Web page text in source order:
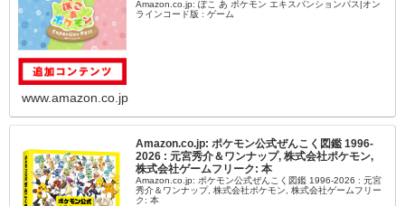
Amazon.co.jp: ぽこ あ ポケモン エキスパンションパス|オン
ラインコード版 : ゲーム
www.amazon.co.jp
Amazon.co.jp: ポケモン公式ぜんこく図鑑 1996-
2026 : 元宮秀介＆ワンナップ, 株式会社ポケモン,
株式会社ゲームフリーク: 本
Amazon.co.jp: ポケモン公式ぜんこく図鑑 1996-2026 : 元宮
秀介＆ワンナップ, 株式会社ポケモン, 株式会社ゲームフリー
ク: 本